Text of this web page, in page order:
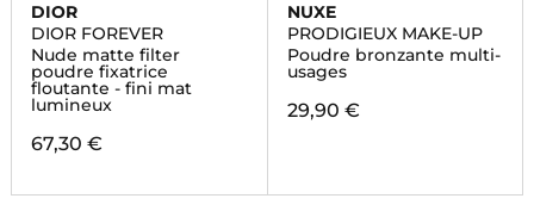
DIOR
DIOR FOREVER
Nude matte filter
poudre fixatrice
floutante - fini mat
lumineux
67,30 €
NUXE
PRODIGIEUX MAKE-UP
Poudre bronzante multi-
usages
29,90 €